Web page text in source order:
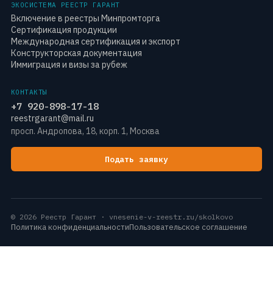
ЭКОСИСТЕМА РЕЕСТР ГАРАНТ
Включение в реестры Минпромторга
Сертификация продукции
Международная сертификация и экспорт
Конструкторская документация
Иммиграция и визы за рубеж
КОНТАКТЫ
+7 920-898-17-18
reestrgarant@mail.ru
просп. Андропова, 18, корп. 1, Москва
Подать заявку
© 2026 Реестр Гарант · vnesenie-v-reestr.ru/skolkovo
Политика конфиденциальностиПользовательское соглашение